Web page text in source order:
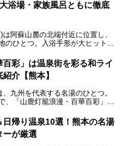
浴場・家族風呂ともに徹底
阿蘇山麓の北端付近に位置し、
のひとつ。入浴手形が大ヒット
の湯」は露天風呂を持たないもの
年10月に営業再開。数多くの
湯です。
を訪問し、全浴室(男女別大浴
百彩」は温泉街を彩る和ライ
介【熊本】
九州を代表する名湯のひとつ。
、「山鹿灯籠浪漫・百華百彩」
などを用いて、和情緒たっぷりの
めます。
日帰り温泉10選！熊本の名湯
ーが厳選